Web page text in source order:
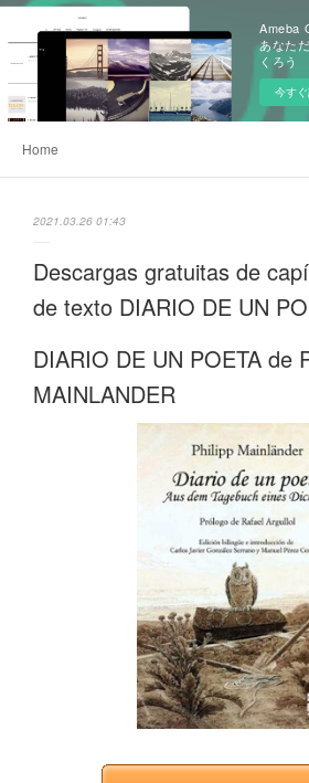
Ameba
あなた
くろう
今す
Home
2021.03.26 01:43
Descargas gratuitas de
de texto DIARIO DE UN
DIARIO DE UN POETA de
MAINLANDER